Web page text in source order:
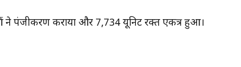
पंजीकरण कराया और 7,734 यूनिट रक्त एकत्र हुआ।